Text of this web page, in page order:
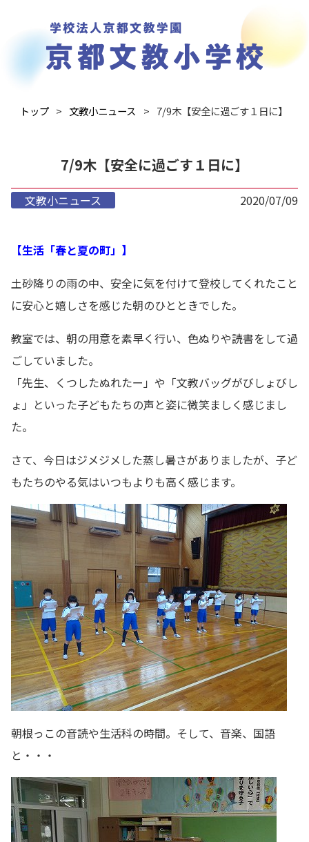
トップ 文教小ニュース 7/9木【安全に過ごす１日に】
7/9木【安全に過ごす１日に】
文教小ニュース 2020/07/09
【生活「春と夏の町」】
土砂降りの雨の中、安全に気を付けて登校してくれたこと
に安心と嬉しさを感じた朝のひとときでした。
教室では、朝の用意を素早く行い、色ぬりや読書をして過
ごしていました。
「先生、くつしたぬれたー」や「文教バッグがびしょびし
ょ」といった子どもたちの声と姿に微笑ましく感じまし
た。
さて、今日はジメジメした蒸し暑さがありましたが、子ど
もたちのやる気はいつもよりも高く感じます。
朝根っこの音読や生活科の時間。そして、音楽、国語
と・・・